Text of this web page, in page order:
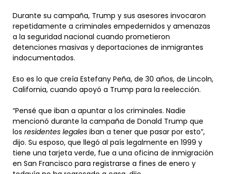
Durante su campaña, Trump y sus asesores invocaron
repetidamente a criminales empedernidos y amenazas
a la seguridad nacional cuando prometieron
detenciones masivas y deportaciones de inmigrantes
indocumentados.
Eso es lo que creía Estefany Peña, de 30 años, de Lincoln,
California, cuando apoyó a Trump para la reelección.
“Pensé que iban a apuntar a los criminales. Nadie
mencionó durante la campaña de Donald Trump que
los residentes legales iban a tener que pasar por esto”,
dijo. Su esposo, que llegó al país legalmente en 1999 y
tiene una tarjeta verde, fue a una oficina de inmigración
en San Francisco para registrarse a fines de enero y